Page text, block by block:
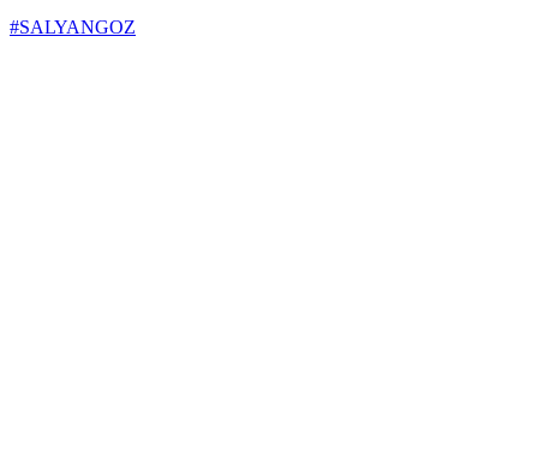
#SALYANGOZ